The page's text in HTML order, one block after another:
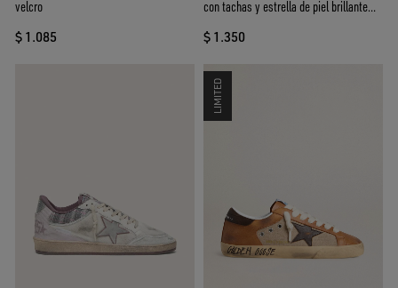
velcro
$ 1.085
con tachas y estrella de piel brillante
$ 1.350
LIMITED